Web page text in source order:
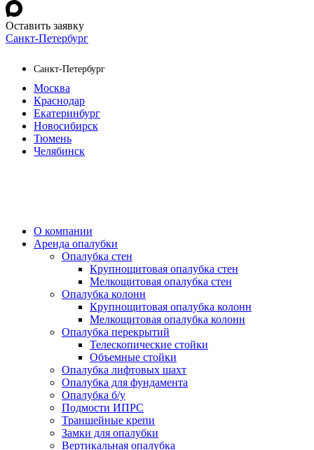
Оставить заявку
Санкт-Петербург
Санкт-Петербург
Москва
Краснодар
Екатеринбург
Новосибирск
Тюмень
Челябинск
О компании
Аренда опалубки
Опалубка стен
Крупнощитовая опалубка стен
Мелкощитовая опалубка стен
Опалубка колонн
Крупнощитовая опалубка колонн
Мелкощитовая опалубка колонн
Опалубка перекрытий
Телескопические стойки
Объемные стойки
Опалубка лифтовых шахт
Опалубка для фундамента
Опалубка б/у
Подмости ИПРС
Траншейные крепи
Замки для опалубки
Вертикальная опалубка